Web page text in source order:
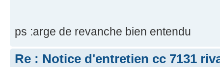
ps :arge de revanche bien entendu
Re : Notice d'entretien cc 7131